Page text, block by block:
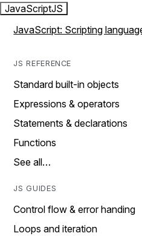
JavaScriptJS
JavaScript: Scripting
JS REFERENCE
Standard built-in objects
Expressions & operators
Statements & declarations
Functions
See all…
JS GUIDES
Control flow & error handing
Loops and iteration